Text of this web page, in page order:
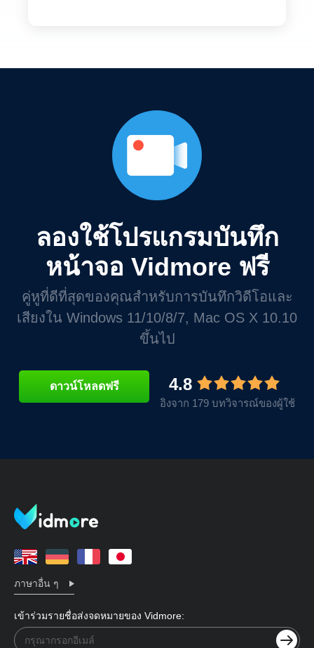
ลองใช้โปรแกรมบันทึก
หน้าจอ Vidmore ฟรี
คู่หูที่ดีที่สุดของคุณสำหรับการบันทึกวิดีโอและ
เสียงใน Windows 11/10/8/7, Mac OS X 10.10
ขึ้นไป
ดาวน์โหลดฟรี 4.8
อิงจาก 179 บทวิจารณ์ของผู้ใช้
ภาษาอื่น ๆ
เข้าร่วมรายชื่อส่งจดหมายของ Vidmore: